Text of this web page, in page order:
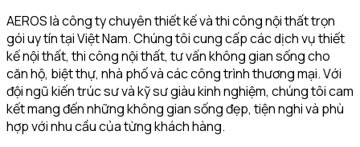
AEROS là công ty chuyên thiết kế và thi công nội thất trọn
gói uy tín tại Việt Nam. Chúng tôi cung cấp các dịch vụ thiết
kế nội thất, thi công nội thất, tư vấn không gian sống cho
căn hộ, biệt thự, nhà phố và các công trình thương mại. Với
đội ngũ kiến trúc sư và kỹ sư giàu kinh nghiệm, chúng tôi cam
kết mang đến những không gian sống đẹp, tiện nghi và phù
hợp với nhu cầu của từng khách hàng.